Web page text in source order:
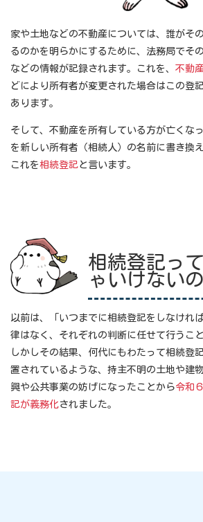
家や土地などの不動産については、誰がそ
るのかを明らかにするために、法務局でそ
などの情報が記録されます。これを、 不動
どにより所有者が変更された場合はこの登
あります。
そして、不動産を所有している方が亡くな
を新しい所有者（相続人）の名前に書き換
これを相続登記と言います。
相続登記っ
ゃいけない
以前は、「いつまでに相続登記をしなけれ
律はなく、それぞれの判断に任せて行うこ
しかしその結果、何代にもわたって相続登
置されているような、持主不明の土地や建
興や公共事業の妨げになったことから令和
記が義務化されました。